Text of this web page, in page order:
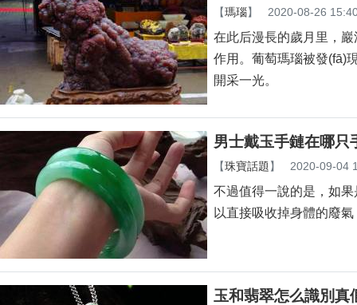
【瑪瑙】 2020-08-26
在此后漫長的歲月里，巖
作用。葡萄瑪瑙被發(fā)
開采一光。
男士戴玉手鏈在哪只
【珠寶話題】 2020-09-04
不過值得一說的是，如果
以直接吸收掉身體的廢氣
玉和翡翠怎么識別真